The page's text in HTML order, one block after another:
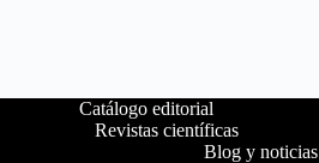
Catálogo editorial
Revistas científicas
Blog y noticias